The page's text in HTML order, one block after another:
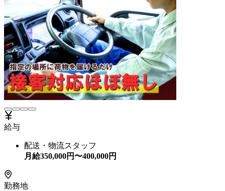
給与
配送・物流スタッフ
月給350,000円〜400,000円
勤務地